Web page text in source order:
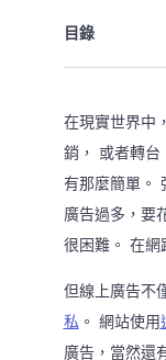
目錄
在現實世界中
銷， 或者轉台
有那麼簡單。
廣告過多，要
很困難。 在網
但線上廣告不
私 。 網站使用
廣告，當然還